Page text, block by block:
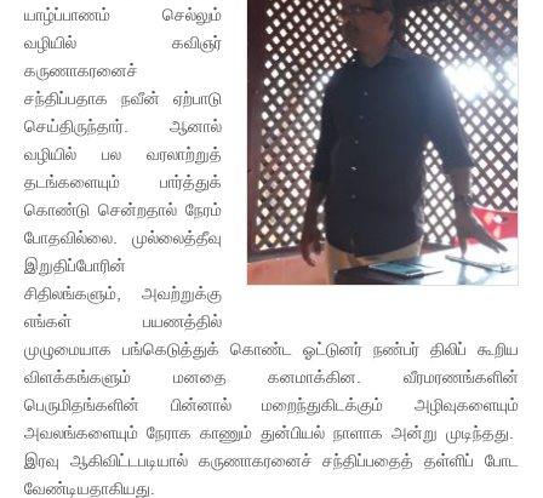
யாழ்ப்பாணம் செல்லும்
வழியில் கவிஞர்
கருணாகரனைச்
சந்திப்பதாக நவீன் ஏற்பாடு
செய்திருந்தார். ஆனால்
வழியில் பல வரலாற்றுத்
தடங்களையும் பார்த்துக்
கொண்டு சென்றதால் நேரம்
போதவில்லை. முல்லைத்தீவு
இறுதிப்போரின்
சிதிலங்களும், அவற்றுக்கு
எங்கள் பயணத்தில்
முழுமையாக பங்கெடுத்துக் கொண்ட ஓட்டுனர் நண்பர் திலிப் கூறிய
விளக்கங்களும் மனதை கனமாக்கின. வீரமரணங்களின்
பெருமிதங்களின் பின்னால் மறைந்துகிடக்கும் அழிவுகளையும்
அவலங்களையும் நேராக காணும் துன்பியல் நாளாக அன்று முடிந்தது.
இரவு ஆகிவிட்டபடியால் கருணாகரனைச் சந்திப்பதைத் தள்ளிப் போட
வேண்டியதாகியது.